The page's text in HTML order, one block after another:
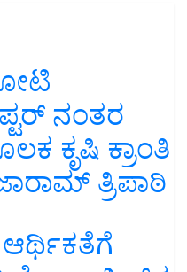
ನಂತರ
ಕೃಷಿ ಕ್ರಾಂತಿ
ತ್ರಿಪಾಠಿ
ಆರ್ಥಿಕತೆಗೆ